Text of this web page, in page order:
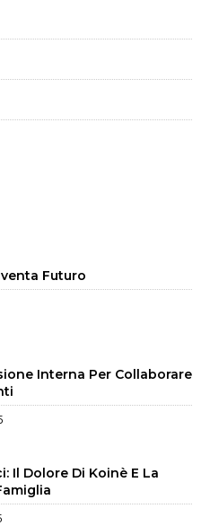
Futuro
Interna Per Collaborare
Il Dolore Di Koinè E La